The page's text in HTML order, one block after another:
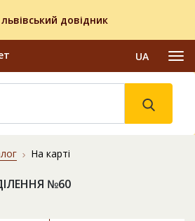
довідник
UA
На карті
№60